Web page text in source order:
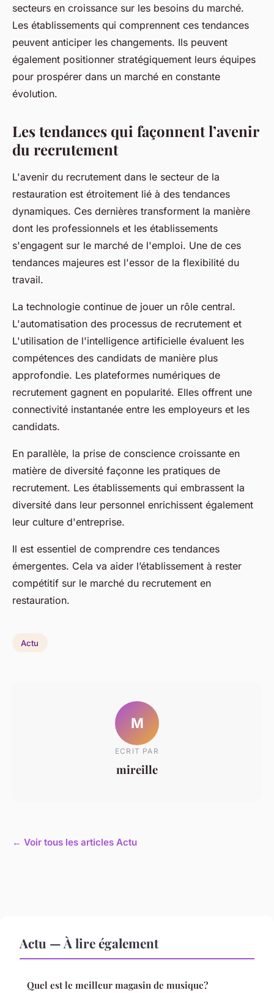
secteurs en croissance sur les besoins du marché.
Les établissements qui comprennent ces tendances
peuvent anticiper les changements. Ils peuvent
également positionner stratégiquement leurs équipes
pour prospérer dans un marché en constante
évolution.
Les tendances qui façonnent l’avenir
du recrutement
L'avenir du recrutement dans le secteur de la
restauration est étroitement lié à des tendances
dynamiques. Ces dernières transforment la manière
dont les professionnels et les établissements
s'engagent sur le marché de l'emploi. Une de ces
tendances majeures est l'essor de la flexibilité du
travail.
La technologie continue de jouer un rôle central.
L'automatisation des processus de recrutement et
L'utilisation de l'intelligence artificielle évaluent les
compétences des candidats de manière plus
approfondie. Les plateformes numériques de
recrutement gagnent en popularité. Elles offrent une
connectivité instantanée entre les employeurs et les
candidats.
En parallèle, la prise de conscience croissante en
matière de diversité façonne les pratiques de
recrutement. Les établissements qui embrassent la
diversité dans leur personnel enrichissent également
leur culture d'entreprise.
Il est essentiel de comprendre ces tendances
émergentes. Cela va aider l’établissement à rester
compétitif sur le marché du recrutement en
restauration.
Actu
M
ECRIT PAR
mireille
← Voir tous les articles Actu
Actu — À lire également
Quel est le meilleur magasin de musique?